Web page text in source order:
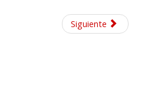
Siguiente